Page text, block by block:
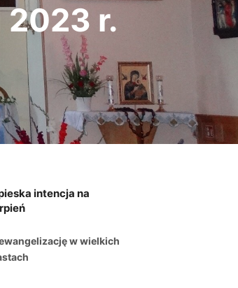
2023 r.
intencja na
w wielkich